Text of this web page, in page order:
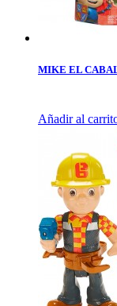
MIKE EL
Añadir al